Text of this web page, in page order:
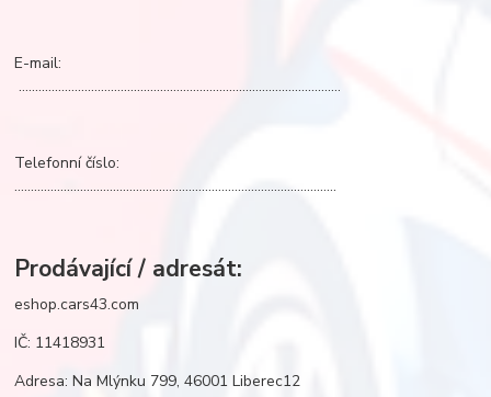
E-mail:
…...............................................................................................
Telefonní číslo:
…...............................................................................................
Prodávající / adresát:
eshop.cars43.com
IČ: 11418931
Adresa: Na Mlýnku 799, 46001 Liberec12